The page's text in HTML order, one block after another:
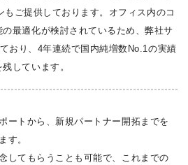
ご提供しております。オフィス内のコ
最適化が検討されているため、弊社サ
おり、4年連続で国内純増数No.1の実績
残しています。
ートから、新規パートナー開拓までを
す。
してもらうことも可能で、 これまでの